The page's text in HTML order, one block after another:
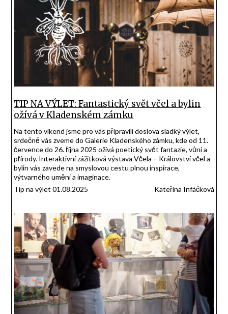
TIP NA VÝLET: Fantastický svět včel a bylin
ožívá v Kladenském zámku
Na tento víkend jsme pro vás připravili doslova sladký výlet,
srdečně vás zveme do Galerie Kladenského zámku, kde od 11.
července do 26. října 2025 ožívá poetický svět fantazie, vůní a
přírody. Interaktivní zážitková výstava Včela – Království včel a
bylin vás zavede na smyslovou cestu plnou inspirace,
výtvarného umění a imaginace.
Tip na výlet 01.08.2025
Kateřina Infáčková